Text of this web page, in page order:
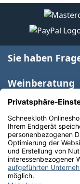
Sie haben
Weinberatung
Informationen